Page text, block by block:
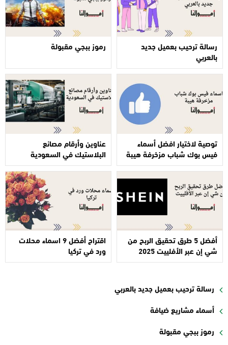
رسالة ترحيب بعميل جديد
بالعربي
رموز ببجي مقبولة
توصية لاختيار افضل أسماء
فيس بوك شباب مزخرفة هيبة
عناوين وأرقام مصانع
البلاستيك في السعودية
أفضل 5 طرق تحقيق الربح من
شي إن عبر الأفلييت 2025
اقتراح أفضل 9 اسماء محلات
ورد في تركيا
رسالة ترحيب بعميل جديد بالعربي
أسماء مشاريع ضيافة
رموز ببجي مقبولة